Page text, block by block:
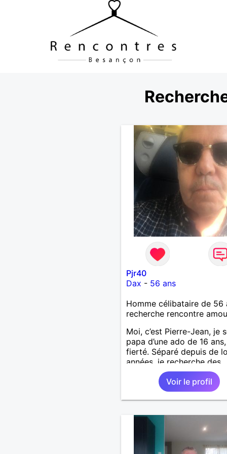
Pjr40
Dax - 56 ans
Homme célibataire de 56
recherche rencontre
Moi, c’est Pierre-Jean, je
papa d’une ado de 16
fierté. Séparé depuis de
années, je recherche des
affinités amicales afin de
rompre une solitude
difficile à gérer ainsi que
le vague à l’âme. L’amitié
yeux mais peut se décliner
des sentiments plus
« Le temps fera son
Voir le profil